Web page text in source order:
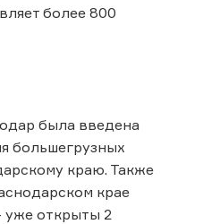
более 800
была введена
большегрузных
краю. Также
крае
уже открыты 2